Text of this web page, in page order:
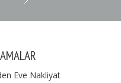
Eve Nakliyat